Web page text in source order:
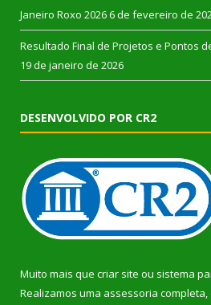
Janeiro Roxo 2026 6 de fevereiro de
Resultado Final de Projetos e Pontos
19 de janeiro de 2026
DESENVOLVIDO POR CR2
Muito mais que criar site ou sistema
Realizamos uma assessoria